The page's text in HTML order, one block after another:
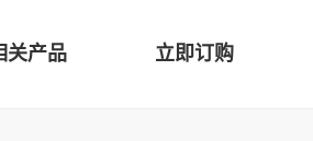
关产品 立即订购